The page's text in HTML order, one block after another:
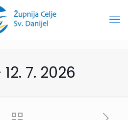
7. 2026